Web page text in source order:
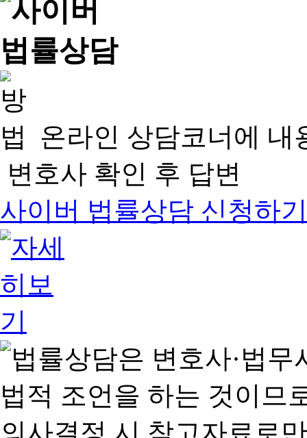
온라인 상담코너에 내
변호사 확인 후 답변
사이버 법률상담 신청하기